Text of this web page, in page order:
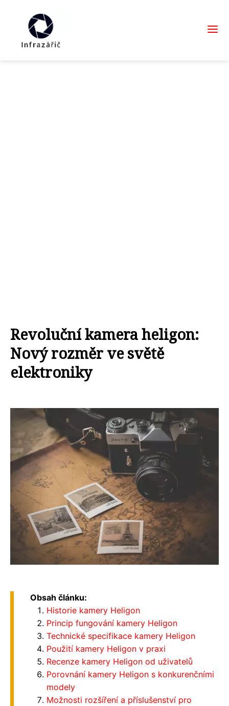
Revoluční kamera heligon:
Nový rozměr ve světě
elektroniky
Obsah článku:
Historie kamery Heligon
Princip fungování kamery Heligon
Technické specifikace kamery Heligon
Použití kamery Heligon v praxi
Recenze kamery Heligon od uživatelů
Porovnání kamery Heligon s konkurenčními
modely
Možnosti rozšíření a příslušenství pro